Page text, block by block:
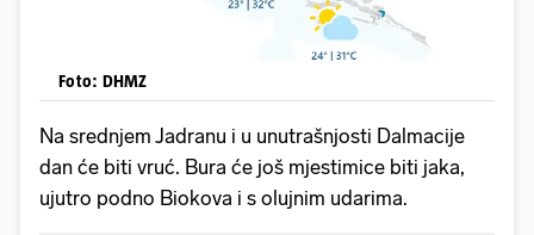
Foto: DHMZ
Na srednjem Jadranu i u unutrašnjosti Dalmacije
dan će biti vruć. Bura će još mjestimice biti jaka,
ujutro podno Biokova i s olujnim udarima.